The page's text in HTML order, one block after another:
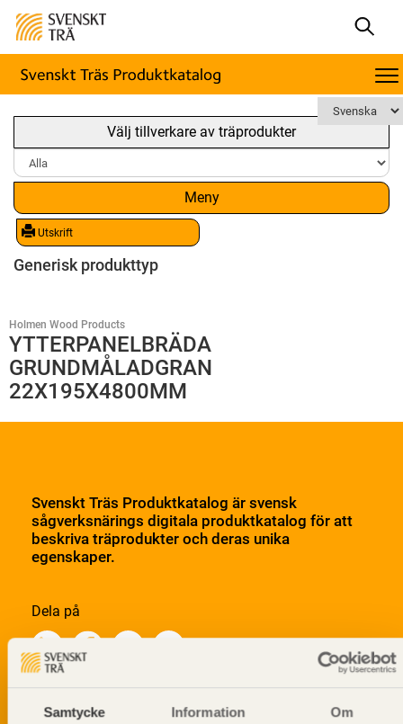
Samtycke Information Om
Välj tillverkare av träprodukter
Meny
Utskrift
Generisk produkttyp
Holmen Wood Products
YTTERPANELBRÄDA
GRUNDMÅLADGRAN
22X195X4800MM
Svenskt Träs Produktkatalog är svensk
sågverksnärings digitala produktkatalog för att
beskriva träprodukter och deras unika
egenskaper.
Dela på
Prenumerera på Svenskt Träs